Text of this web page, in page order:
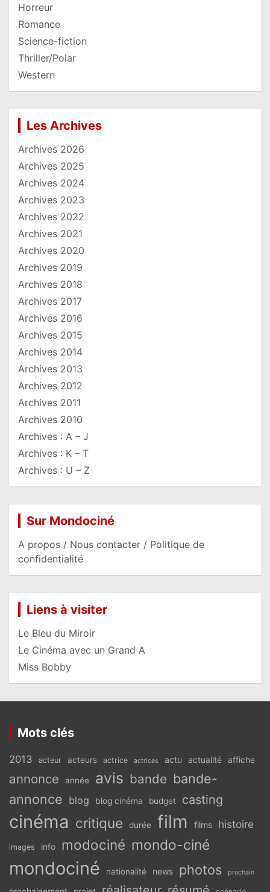
Horreur
Romance
Science-fiction
Thriller/Polar
Western
Les Archives
Archives 2026
Archives 2025
Archives 2024
Archives 2023
Archives 2022
Archives 2021
Archives 2020
Archives 2019
Archives 2018
Archives 2017
Archives 2016
Archives 2015
Archives 2014
Archives 2013
Archives 2012
Archives 2011
Archives 2010
Archives : A – J
Archives : K – T
Archives : U – Z
Sur Mondociné
A propos / Nous contacter / Politique de
confidentialité
Liens à visiter
Le Bleu du Miroir
Le Cinéma avec un Grand A
Miss Bobby
Mots clés
2013 acteur acteurs actrice actrices actu actualité affiche
annonce année avis bande bande-
annonce blog blog cinéma budget casting
cinéma critique durée film films histoire
images info modociné mondo-ciné
mondociné nationalité news photos prochain